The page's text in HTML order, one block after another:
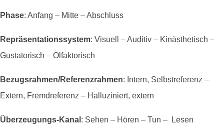
Phase: Anfang – Mitte – Abschluss
Repräsentationssystem: Visuell – Auditiv – Kinästhetisch –
Gustatorisch – Olfaktorisch
Bezugsrahmen/Referenzrahmen: Intern, Selbstreferenz –
Extern, Fremdreferenz – Halluziniert, extern
Überzeugungs-Kanal : Sehen – Hören – Tun – Lesen